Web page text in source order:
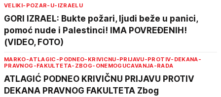
VELIKI-POZAR-U-IZRAELU
GORI IZRAEL: Bukte požari, ljudi beže u panici,
pomoć nude i Palestinci! IMA POVREĐENIH!
(VIDEO, FOTO)
MARKO-ATLAGIC-PODNEO-KRIVICNU-PRIJAVU-PROTIV-DEKANA-
PRAVNOG-FAKULTETA-ZBOG-ONEMOGUCAVANJA-RADA
ATLAGIĆ PODNEO KRIVIČNU PRIJAVU PROTIV
DEKANA PRAVNOG FAKULTETA Zbog